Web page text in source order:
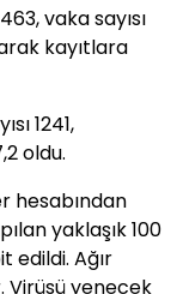
vaka sayısı
kayıtlara
1241,
oldu.
hesabından
yaklaşık 100
edildi. Ağır
Virüsü yenecek